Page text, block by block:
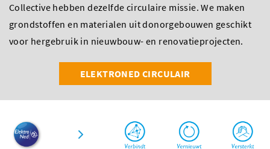
Collective hebben dezelfde circulaire missie. We maken
grondstoffen en materialen uit donorgebouwen geschikt
voor hergebruik in nieuwbouw- en renovatieprojecten.
ELEKTRONED CIRCULAIR